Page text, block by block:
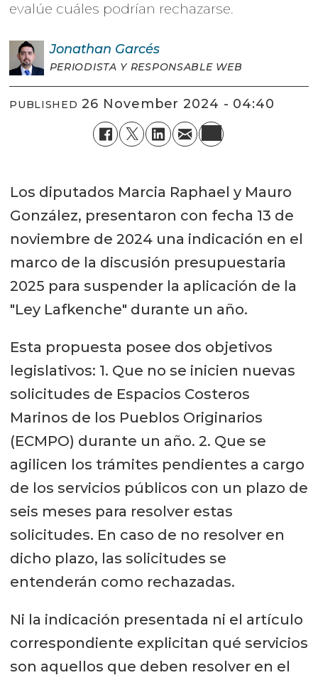
evalúe cuáles podrían rechazarse.
Jonathan Garcés
PERIODISTA Y RESPONSABLE WEB
PUBLISHED 26 November 2024 - 04:40
Los diputados Marcia Raphael y Mauro
González, presentaron con fecha 13 de
noviembre de 2024 una indicación en el
marco de la discusión presupuestaria
2025 para suspender la aplicación de la
"Ley Lafkenche" durante un año.
Esta propuesta posee dos objetivos
legislativos: 1. Que no se inicien nuevas
solicitudes de Espacios Costeros
Marinos de los Pueblos Originarios
(ECMPO) durante un año. 2. Que se
agilicen los trámites pendientes a cargo
de los servicios públicos con un plazo de
seis meses para resolver estas
solicitudes. En caso de no resolver en
dicho plazo, las solicitudes se
entenderán como rechazadas.
Ni la indicación presentada ni el artículo
correspondiente explicitan qué servicios
son aquellos que deben resolver en el